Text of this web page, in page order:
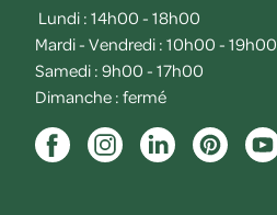
Lundi : 14h00 - 18h00
Mardi - Vendredi : 10h00 - 19h00
Samedi : 9h00 - 17h00
Dimanche : fermé